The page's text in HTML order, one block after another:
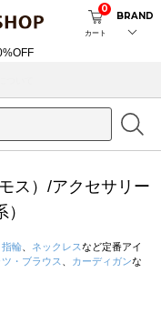
カート
0
BRAND
ス）/アクセサリー
指輪 ネックレスなど定番アイ
ツ・ブラウス カーディガンな